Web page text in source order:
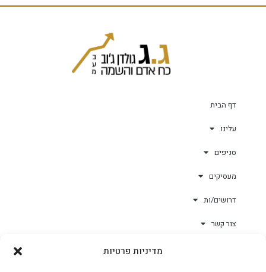
מדיניות פרטיות
דף הבית
עלינו
סניפים
מעסיקים
דרושים/ות
צור קשר